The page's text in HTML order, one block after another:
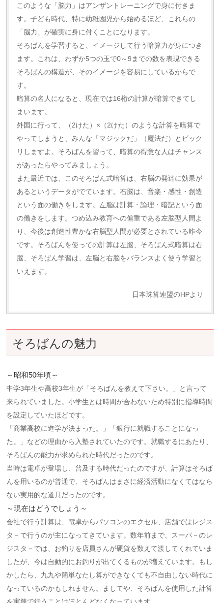
このような「脳力」はアンザントレーニングで身に付きま
す。子ども時代、特に幼稚園児から始めるほど、これらの
「脳力」が確実に身に付くことになります。
そろばんを学習すると、イメージして行う暗算力が身につき
ます。これは、わずか5つの玉で0～9までの数を表現できる
そろばんの構造が、そのイメージを容易にしているからで
す。
暗算の名人になると、現在では16桁の計算が暗算できてし
まいます。
外国に行って、（2けた）×（2けた）のような計算を暗算で
やってしまうと、みんな「マジックだ」（魔法だ）とビック
リしますよ。そろばんを習って、暗算の得意な人はチャンス
があったらやってみましょう。
また最近では、このそろばん式暗算は、右脳の発達に効果が
あるというデータがでています。右脳は、音楽・感性・創造
という面の働きをします。左脳は計算・論理・暗記という面
の働きをします。つめ込み教育への偏重である左脳型人間よ
り、今後は創造性豊かな右脳型人間が必要とされている昨今
です。そろばんを使っての計算は左脳、そろばん式暗算は右
脳、そろばん学習は、左脳と右脳をバランスよく使う学習と
いえます。
日本珠算連盟のHPより
そろばんの魅力
～昭和50年頃～
中学3年生や高校3年生が「そろばんを教えて下さい。」と言って
来られていました。小学生とは時間が合わないため特別に指導時間
を設定していたほどです。
「商業高校に進学が決まった。」「銀行に就職することになっ
た。」などの理由から入塾されていたのです。就職するにあたり、
そろばんの能力が求められた時代だったのです。
当時は電卓が登場し、普及する時代だったのですが、計算はそろば
んを用いるのが普通で、そろばんはまさに経済活動になくてはなら
ない実用的な道具だったのです。
～現在はどうでしょう～
会社で行う計算は、電卓からパソコンのエクセル、店舗ではレジス
タ－で行うのが主になってきています。数年前まで、スーパ－のレ
ジスタ－では、お釣りを店員さんが硬貨を数えて渡してくれていま
したが、今は自動的にお釣りが出てくるものが増えています。もし
かしたら、九九や簡単なたし算ができなくても不自由しない時代に
なっているのかもしれません。ましてや、そろばんを使用した計算